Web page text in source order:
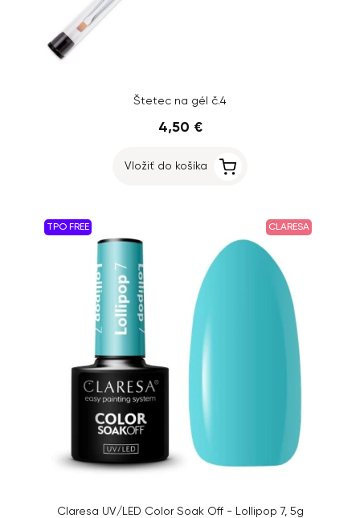
Štetec na gél č.4
4,50 €
Vložiť do košíka
TPO FREE CLARESA
Claresa UV/LED Color Soak Off - Lollipop 7, 5g